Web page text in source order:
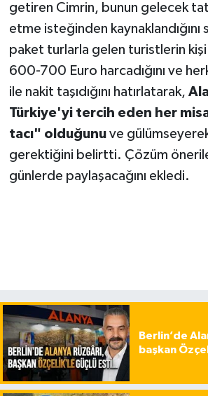
getiren Cimrin, bunun gelecek
etme isteğinden kaynaklandığını
paket turlarla gelen turistlerin kişi
600-700 Euro harcadığını ve
ile nakit taşıdığını hatırlatarak,
Türkiye'yi tercih eden her
tacı" olduğunuve gülümseyerek
gerektiğini belirtti. Çözüm
günlerde paylaşacağını ekledi.
Berlin’de
başkan